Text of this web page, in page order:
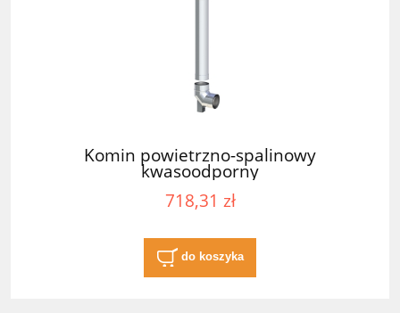
Komin powietrzno-spalinowy
kwasoodporny
718,31 zł
do koszyka